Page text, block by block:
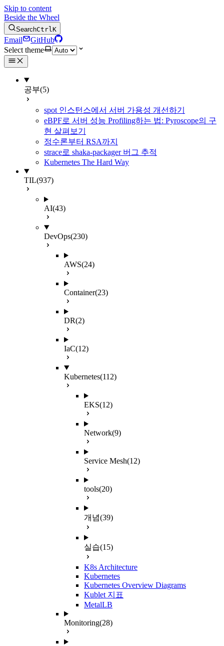
Skip to content
Beside the Wheel
SearchCtrlK
Email
GitHub
Select theme
공부(5)
spot 인스턴스에서 서버 가용성 개선하기
eBPF로 서버 성능 Profiling하는 법: Pyroscope의 구
현 살펴보기
정수론부터 RSA까지
strace로 shaka-packager 버그 추적
Kubernetes The Hard Way
TIL(937)
AI(43)
DevOps(230)
AWS(24)
Container(23)
DR(2)
IaC(12)
Kubernetes(112)
EKS(12)
Network(9)
Service Mesh(12)
tools(20)
개념(39)
실습(15)
K8s Architecture
Kubernetes
Kubernetes Overview Diagrams
Kublet 지표
MetalLB
Monitoring(28)